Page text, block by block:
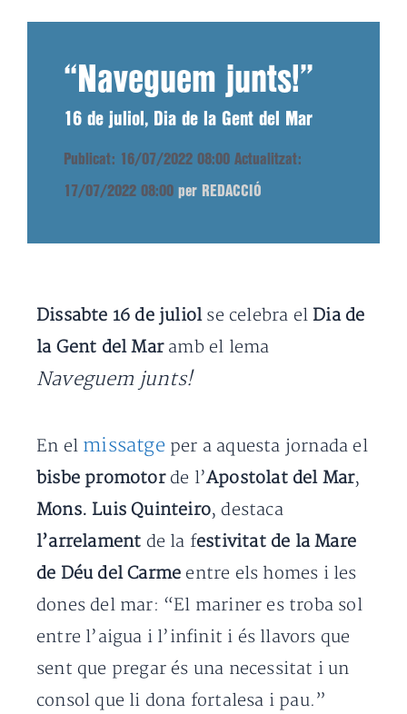
“Naveguem junts!”
16 de juliol, Dia de la Gent del Mar
Publicat: 16/07/2022 08:00 Actualitzat:
17/07/2022 08:00 per REDACCIÓ
Dissabte 16 de juliolse celebra el Dia de
la Gent del Maramb el lema
Naveguem junts!
En el missatge per a aquesta jornada el
bisbe promotor de l’Apostolat del Mar,
Mons. Luis Quinteiro, destaca
l’arrelament de la festivitat de la Mare
de Déu del Carme entre els homes i les
dones del mar: “El mariner es troba sol
entre l’aigua i l’infinit i és llavors que
sent que pregar és una necessitat i un
consol que li dona fortalesa i pau.”